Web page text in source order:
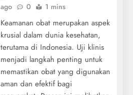
ago
0 1 mins
Keamanan obat merupakan aspek
krusial dalam dunia kesehatan,
terutama di Indonesia. Uji klinis
menjadi langkah penting untuk
memastikan obat yang digunakan
aman dan efektif bagi